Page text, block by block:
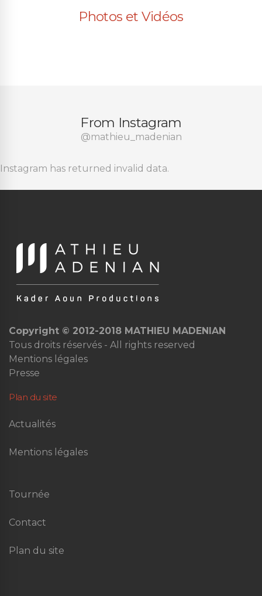
Photos et Vidéos
From Instagram
@mathieu_madenian
Instagram has returned invalid data.
Copyright © 2012-2018 MATHIEU MADENIAN
Tous droits réservés - All rights reserved
Mentions légales
Presse
Plan du site
Actualités
Mentions légales
Tournée
Contact
Plan du site